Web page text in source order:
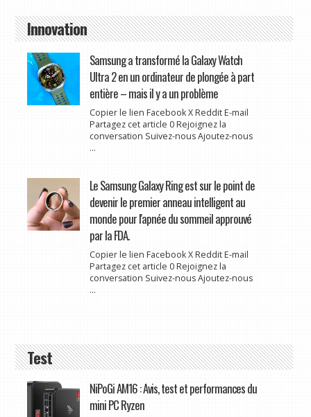
Innovation
Samsung a transformé la Galaxy Watch
Ultra 2 en un ordinateur de plongée à part
entière – mais il y a un problème
Copier le lien Facebook X Reddit E-mail
Partagez cet article 0 Rejoignez la
conversation Suivez-nous Ajoutez-nous
...
Le Samsung Galaxy Ring est sur le point de
devenir le premier anneau intelligent au
monde pour l'apnée du sommeil approuvé
par la FDA.
Copier le lien Facebook X Reddit E-mail
Partagez cet article 0 Rejoignez la
conversation Suivez-nous Ajoutez-nous
...
Test
NiPoGi AM16 : Avis, test et performances du
mini PC Ryzen